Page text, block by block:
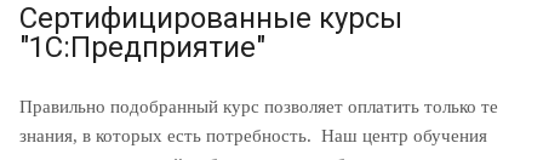
Сертифицированные курсы
"1С:Предприятие"
Правильно подобранный курс позволяет оплатить только те
знания, в которых есть потребность. Наш центр обучения